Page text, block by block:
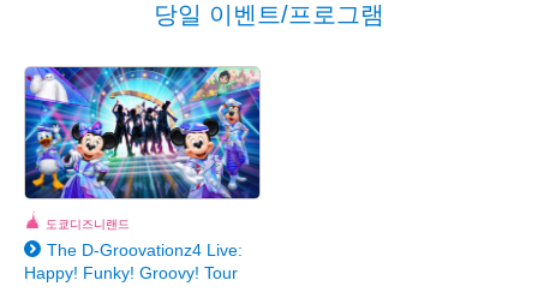
당일 이벤트/프로그램
도쿄디즈니랜드
The D-Groovationz4 Live:
Happy! Funky! Groovy! Tour